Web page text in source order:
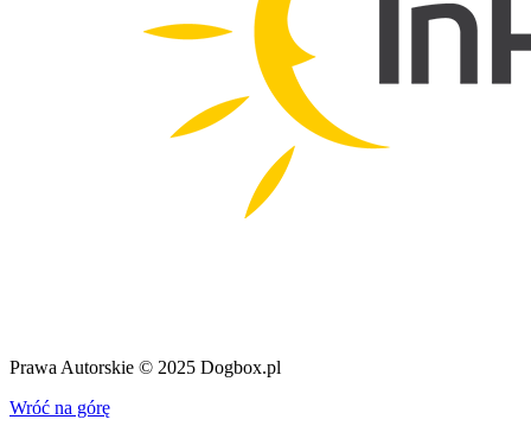
Prawa Autorskie © 2025 Dogbox.pl
Wróć na górę